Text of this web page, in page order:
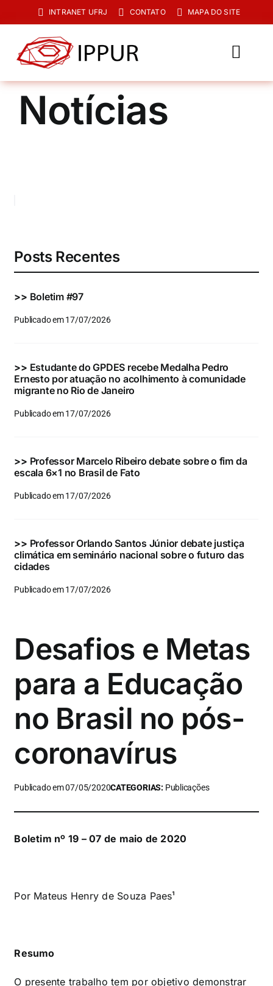
para
conteúdo
INTRANET UFRJ CONTATO MAPA DO SITE
O IPPUR
Graduação
Eventos e Certificados
para:
Notícias
Posts Recentes
>> Boletim #97
Publicado em 17/07/2026
>> Estudante do GPDES recebe Medalha Pedro
Ernesto por atuação no acolhimento à comunidade
migrante no Rio de Janeiro
Publicado em 17/07/2026
>> Professor Marcelo Ribeiro debate sobre o fim da
escala 6×1 no Brasil de Fato
Publicado em 17/07/2026
>> Professor Orlando Santos Júnior debate justiça
climática em seminário nacional sobre o futuro das
cidades
Publicado em 17/07/2026
Desafios e Metas
para a Educação
no Brasil no pós-
coronavírus
Publicado em 07/05/2020CATEGORIAS: Publicações
Boletim nº 19 – 07 de maio de 2020
Por Mateus Henry de Souza Paes¹
Resumo
O presente trabalho tem por objetivo demonstrar